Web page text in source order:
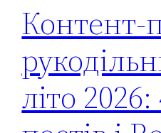
Контент-
літо